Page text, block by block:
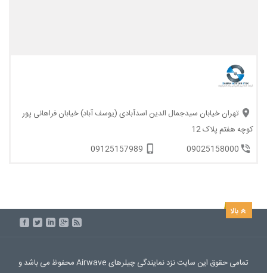
تهران خیابان سیدجمال الدین اسدآبادی (یوسف آباد) خیابان فراهانی پور
کوچه هفتم پلاک 12
09025158000
09125157989
تمامی حقوق این سایت نزد نمایندگی چیلرهای Airwave محفوظ می باشد و